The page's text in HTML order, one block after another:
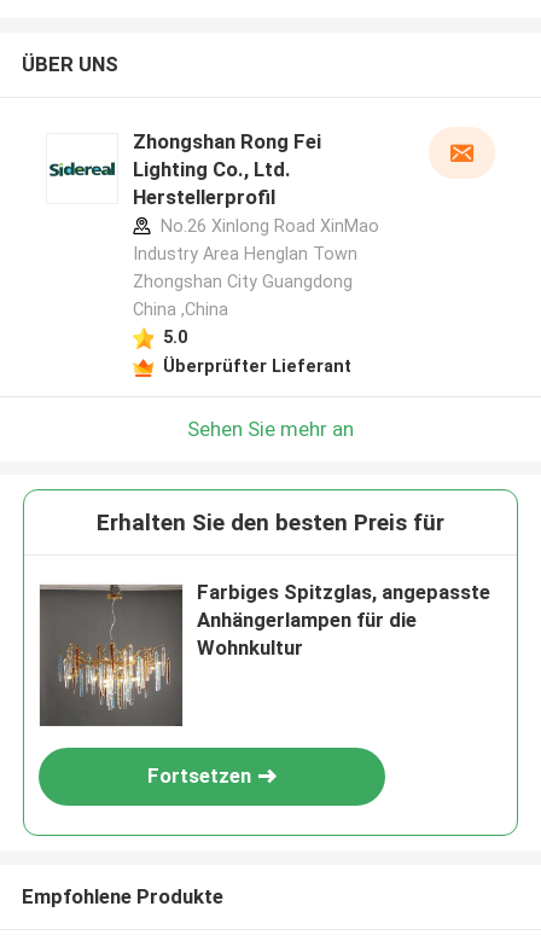
ÜBER UNS
Zhongshan Rong Fei
Lighting Co., Ltd.
Herstellerprofil
No.26 Xinlong Road XinMao
Industry Area Henglan Town
Zhongshan City Guangdong
China ,China
5.0
Überprüfter Lieferant
Sehen Sie mehr an
Erhalten Sie den besten Preis für
Farbiges Spitzglas, angepasste
Anhängerlampen für die
Wohnkultur
Fortsetzen
Empfohlene Produkte